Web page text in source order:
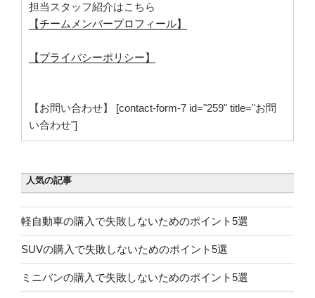
担当スタッフ紹介はこちら
【チームメンバープロフィール】
【プライバシーポリシー】
【お問い合わせ】 [contact-form-7 id="259" title="お問
い合わせ"]
人気の記事
軽自動車の購入で失敗しないためのポイント5選
SUVの購入で失敗しないためのポイント5選
ミニバンの購入で失敗しないためのポイント5選